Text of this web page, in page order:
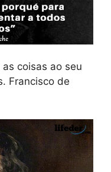
coisas ao seu
Francisco de